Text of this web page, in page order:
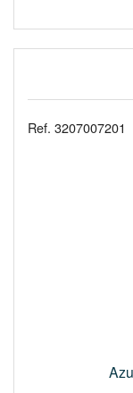
Ref. 3207007201